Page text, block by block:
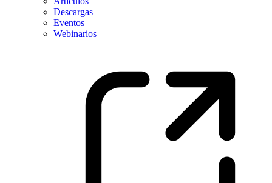
Descargas
Eventos
Webinarios